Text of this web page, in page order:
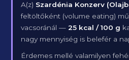
A(z) Szardénia Konzerv
feltöltőként (volume eating)
vacsoránál —25 kcal / 100 g
nagy mennyiség is belefér a
Érdemes mellé valamilyen